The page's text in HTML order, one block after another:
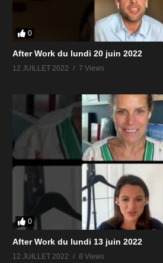
0
After Work du lundi 20 juin 2022
12 JUILLET 2022 7 Views
0
After Work du lundi 13 juin 2022
12 JUILLET 2022 8 Views